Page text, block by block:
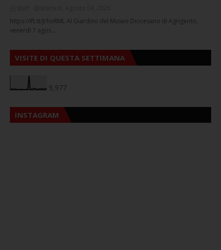
https://ift.tt/JrhoRML Al Giardino del Museo Diocesano di Agrigento,
venerdì 7 agos…
VISITE DI QUESTA SETTIMANA
9,977
INSTAGRAM